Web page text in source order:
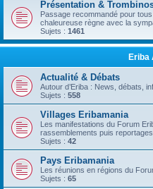
Présentation &
Passage recommandé pour
chaleureuse règne avec la
Sujets : 1461
Eriba
Actualité & Débats
Autour d’Eriba : News, débats,
Sujets : 558
Villages Eribamania
Les manifestations du Forum
rassemblements puis reportages
Sujets : 42
Pays Eribamania
Les réunions en régions du
Sujets : 65